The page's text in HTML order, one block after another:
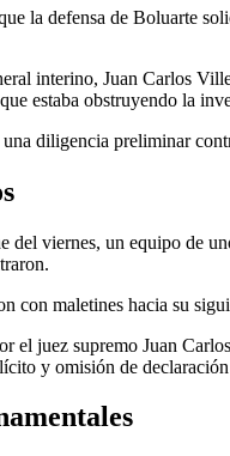
la defensa de Boluarte
interino, Juan Carlos
estaba obstruyendo la
diligencia preliminar
del viernes, un equipo de
con maletines hacia su
el juez supremo Juan
y omisión de